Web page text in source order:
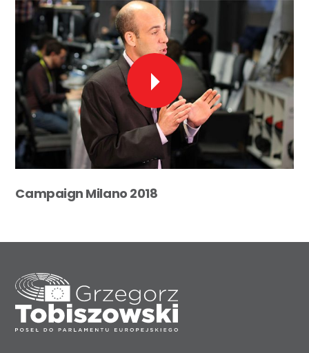
Campaign Milano 2018